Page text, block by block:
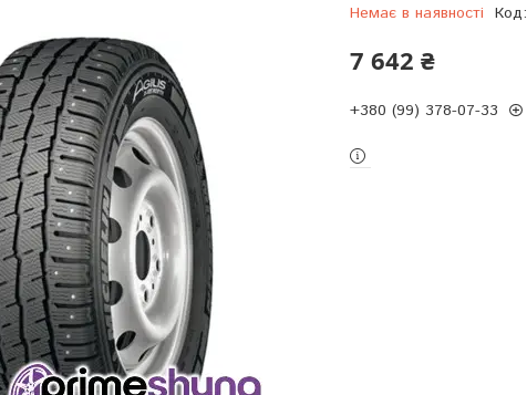
Немає в наявності Код:
7 642 ₴
+380 (99) 378-07-33